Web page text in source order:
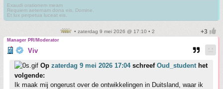
Exaudi orationem meam
Requiem aeternam dona eis, Domine.
Et lux perpetua luceat eis.
• zaterdag 9 mei 2026 @ 17:10 • 2
Manager PR/Moderator
Viv
Op zaterdag 9 mei 2026 17:04schreef Oud_studenthet
volgende:
Ik maak mij ongerust over de ontwikkelingen in Duitsland, waar ik